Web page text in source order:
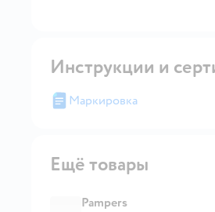
Инструкции и
Маркировка
Ещё товары
Pampers